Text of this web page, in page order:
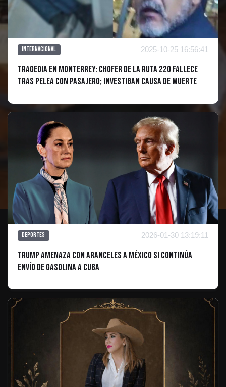
Internacional 2025-10-25 16:56:41
Tragedia en Monterrey: Chofer de la Ruta 220 Fallece
Tras Pelea con Pasajero; Investigan Causa de Muerte
Deportes 2026-01-30 13:19:11
Trump amenaza con aranceles a México si continúa
envío de gasolina a Cuba